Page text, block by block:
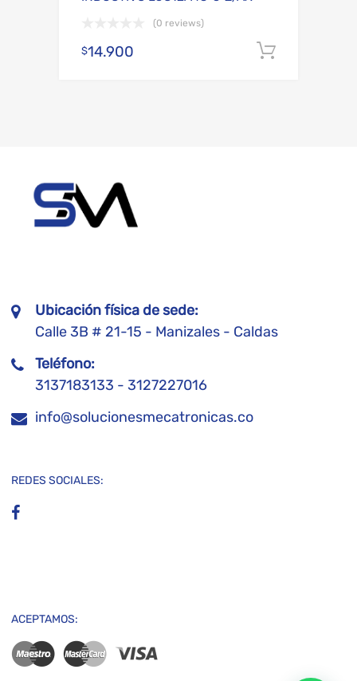
(0 reviews)
$14.900
Ubicación física de sede:
Calle 3B # 21-15 - Manizales - Caldas
Teléfono:
3137183133 - 3127227016
info@solucionesmecatronicas.co
REDES SOCIALES:
ACEPTAMOS: